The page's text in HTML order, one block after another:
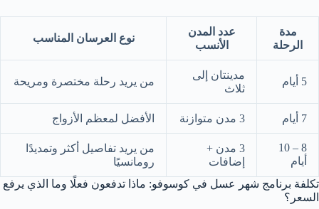
مدة
الرحلة
عدد المدن
الأنسب
نوع العرسان المناسب
5 أيام
مدينتان إلى
ثلاث
من يريد رحلة مختصرة ومريحة
7 أيام 3 مدن متوازنة الأفضل لمعظم الأزواج
8 – 10
أيام
3 مدن +
إضافات
من يريد تفاصيل أكثر وتمديدًا
رومانسيًا
تكلفة برنامج شهر عسل في كوسوفو: ماذا تدفعون فعلًا وما الذي يرفع
السعر؟